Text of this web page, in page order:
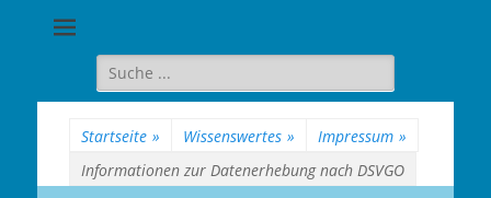
Berlin-
Wilmersdorf
Suche
für:
Startseite » Wissenswertes » Impressum »
Informationen zur Datenerhebung nach DSVGO